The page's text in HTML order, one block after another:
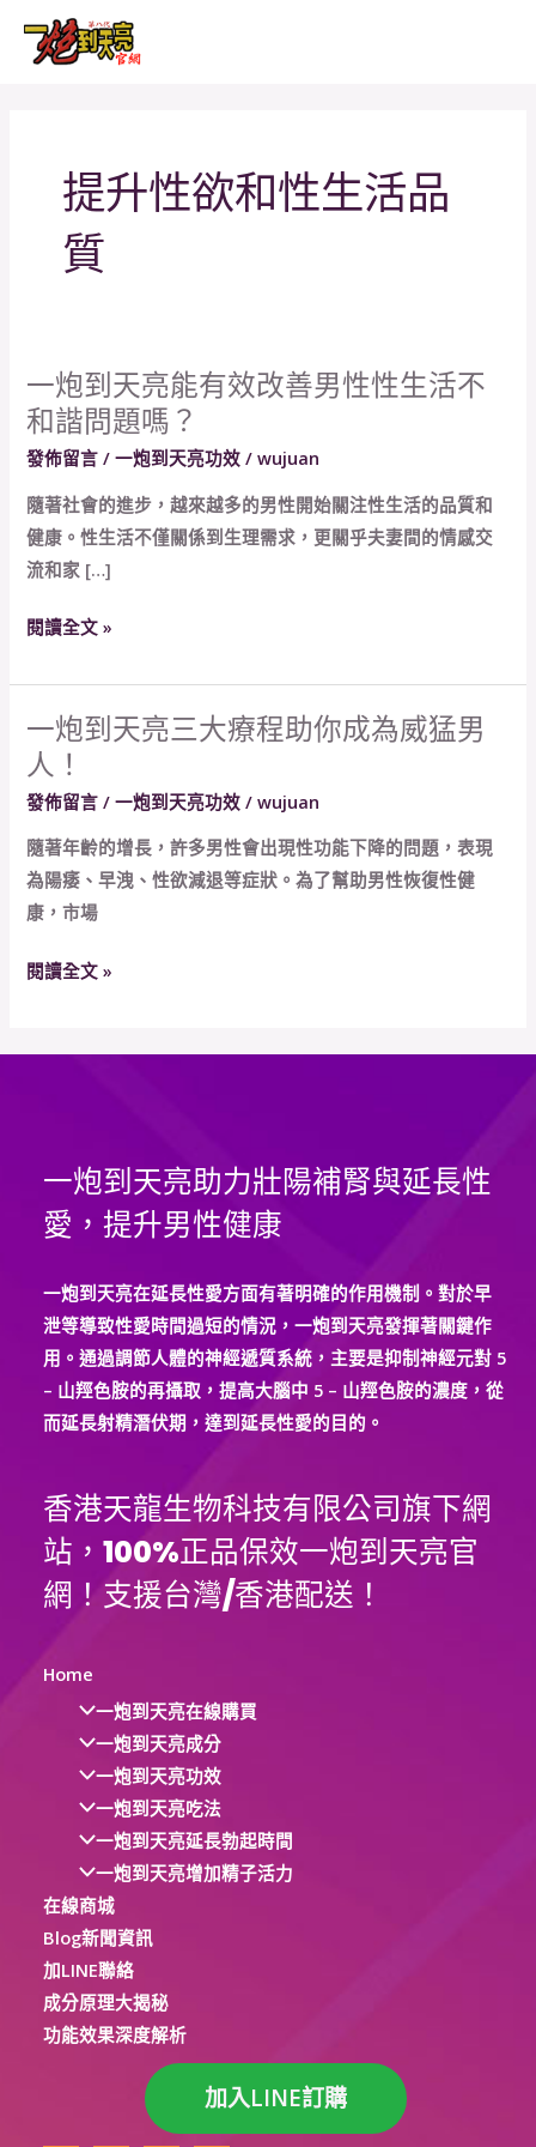
提升性欲和性生活品
質
一炮到天亮能有效改善男性性生活不
和諧問題嗎？
發佈留言 /一炮到天亮功效 /wujuan
隨著社會的進步，越來越多的男性開始關注性生活的品質和
健康。性生活不僅關係到生理需求，更關乎夫妻間的情感交
流和家 […]
一
炮
到
亮
能
有
改
性
生
活
不
和
問
閱讀全文 »
一炮到天亮三大療程助你成為威猛男
人！
發佈留言 /一炮到天亮功效 /wujuan
隨著年齡的增長，許多男性會出現性功能下降的問題，表現
為陽痿、早洩、性欲減退等症狀。為了幫助男性恢復性健
康，市場
一
炮
到
亮
三
大
程
你
人！
閱讀全文 »
一炮到天亮助力壯陽補腎與延長性
愛，提升男性健康
一炮到天亮在延長性愛方面有著明確的作用機制。對於早
泄等導致性愛時間過短的情況，一炮到天亮發揮著關鍵作
用。通過調節人體的神經遞質系統，主要是抑制神經元對 5
– 山羥色胺的再攝取，提高大腦中 5 – 山羥色胺的濃度，從
而延長射精潛伏期，達到延長性愛的目的。
香港天龍生物科技有限公司旗下網
站，100%正品保效一炮到天亮官
網！支援台灣/香港配送！
Home
一炮到天亮在線購買
一炮到天亮成分
一炮到天亮功效
一炮到天亮吃法
一炮到天亮延長勃起時間
一炮到天亮增加精子活力
在線商城
Blog新聞資訊
加LINE聯絡
成分原理大揭秘
功能效果深度解析
加入LINE訂購